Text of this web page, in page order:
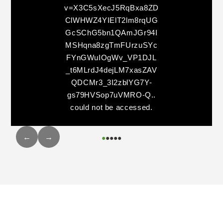
v=X3C5sXecJ5RqBxa8ZD
ClWHWZ4YIElT2lm8rqUG
GcSChG5bn1QAmJGr94I
MSHqna8zgTmFUrzuSYc
FYnGWuIOgWv_VP1DJL
_t6MLrdJ4dejLM7xasZAV
QDCMr3_3I2zblYG7Y-
gs79HVSop7uVMRO-Q..
could not be accessed.
← → ●●●●●